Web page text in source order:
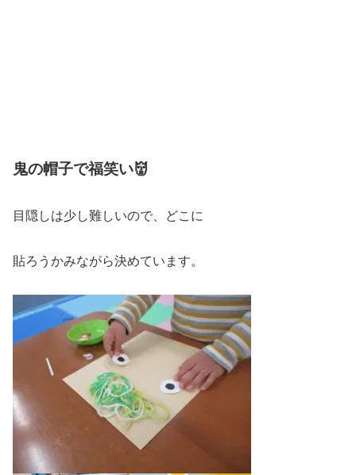
鬼の帽子で福笑い👹
目隠しは少し難しいので、どこに
貼ろうかみながら決めています。